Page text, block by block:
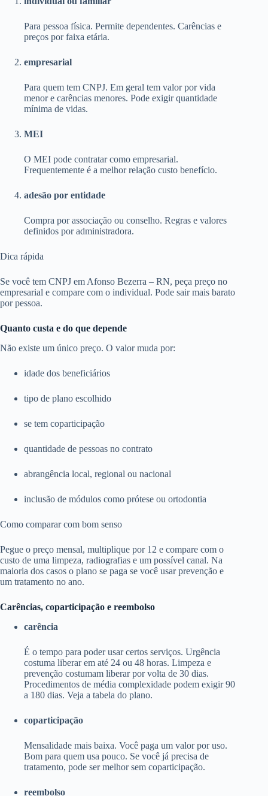
Para pessoa física. Permite dependentes. Carências e
preços por faixa etária.
empresarial
Para quem tem CNPJ. Em geral tem valor por vida
menor e carências menores. Pode exigir quantidade
mínima de vidas.
MEI
O MEI pode contratar como empresarial.
Frequentemente é a melhor relação custo benefício.
adesão por entidade
Compra por associação ou conselho. Regras e valores
definidos por administradora.
Dica rápida
Se você tem CNPJ em Afonso Bezerra – RN, peça preço no
empresarial e compare com o individual. Pode sair mais barato
por pessoa.
Quanto custa e do que depende
Não existe um único preço. O valor muda por:
idade dos beneficiários
tipo de plano escolhido
se tem coparticipação
quantidade de pessoas no contrato
abrangência local, regional ou nacional
inclusão de módulos como prótese ou ortodontia
Como comparar com bom senso
Pegue o preço mensal, multiplique por 12 e compare com o
custo de uma limpeza, radiografias e um possível canal. Na
maioria dos casos o plano se paga se você usar prevenção e
um tratamento no ano.
Carências, coparticipação e reembolso
carência
É o tempo para poder usar certos serviços. Urgência
costuma liberar em até 24 ou 48 horas. Limpeza e
prevenção costumam liberar por volta de 30 dias.
Procedimentos de média complexidade podem exigir 90
a 180 dias. Veja a tabela do plano.
coparticipação
Mensalidade mais baixa. Você paga um valor por uso.
Bom para quem usa pouco. Se você já precisa de
tratamento, pode ser melhor sem coparticipação.
reembolso